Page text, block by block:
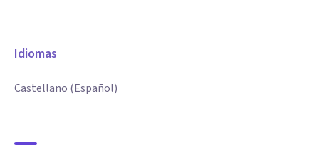
Idiomas
Castellano (Español)